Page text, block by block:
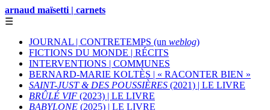
arnaud maïsetti | carnets
☰
JOURNAL | CONTRETEMPS (un weblog)
FICTIONS DU MONDE | RÉCITS
INTERVENTIONS | COMMUNES
BERNARD-MARIE KOLTÈS | « RACONTER BIEN »
SAINT-JUST & DES POUSSIÈRES (2021) | LE LIVRE
BRÛLÉ VIF (2023) | LE LIVRE
BABYLONE (2025) | LE LIVRE